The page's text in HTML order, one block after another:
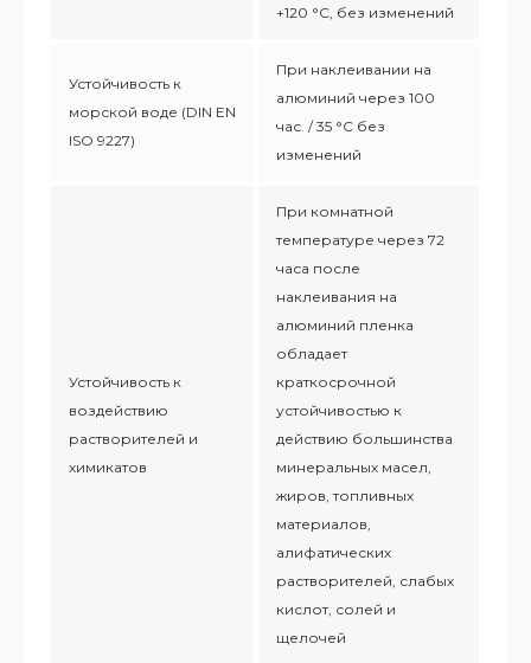
+120 °С, без изменений
Устойчивость к
морской воде (DIN EN
ISO 9227)
При наклеивании на
алюминий через 100
час. / 35 °C без
изменений
Устойчивость к
воздействию
растворителей и
химикатов
При комнатной
температуре через 72
часа после
наклеивания на
алюминий пленка
обладает
краткосрочной
устойчивостью к
действию большинства
минеральных масел,
жиров, топливных
материалов,
алифатических
растворителей, слабых
кислот, солей и
щелочей